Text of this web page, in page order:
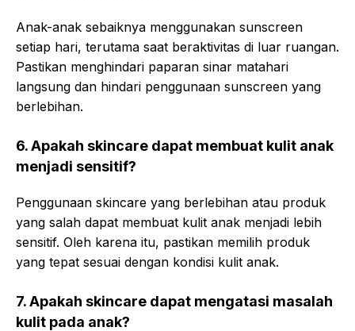
Anak-anak sebaiknya menggunakan sunscreen
setiap hari, terutama saat beraktivitas di luar ruangan.
Pastikan menghindari paparan sinar matahari
langsung dan hindari penggunaan sunscreen yang
berlebihan.
6. Apakah skincare dapat membuat kulit anak
menjadi sensitif?
Penggunaan skincare yang berlebihan atau produk
yang salah dapat membuat kulit anak menjadi lebih
sensitif. Oleh karena itu, pastikan memilih produk
yang tepat sesuai dengan kondisi kulit anak.
7. Apakah skincare dapat mengatasi masalah
kulit pada anak?